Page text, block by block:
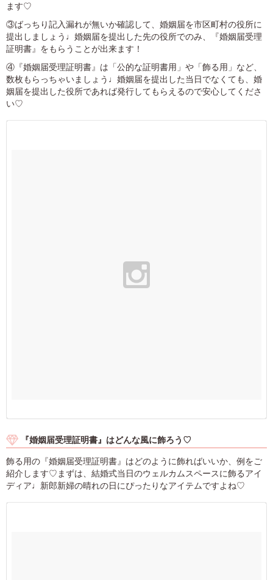
ます♡
③ばっちり記入漏れが無いか確認して、婚姻届を市区町村の役所に
提出しましょう♩婚姻届を提出した先の役所でのみ、『婚姻届受理
証明書』をもらうことが出来ます！
④『婚姻届受理証明書』は「公的な証明書用」や「飾る用」など、
数枚もらっちゃいましょう♩婚姻届を提出した当日でなくても、婚
姻届を提出した役所であれば発行してもらえるので安心してくださ
い♡
『婚姻届受理証明書』はどんな風に飾ろう♡
飾る用の『婚姻届受理証明書』はどのように飾ればいいか、例をご
紹介します♡まずは、結婚式当日のウェルカムスペースに飾るアイ
ディア♩新郎新婦の晴れの日にぴったりなアイテムですよね♡